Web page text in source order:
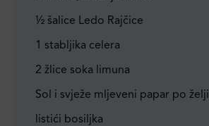
½ šalice Ledo Rajčice
1 stabljika celera
2 žlice soka limuna
Sol i svježe mljeveni papar po želji
listići bosiljka